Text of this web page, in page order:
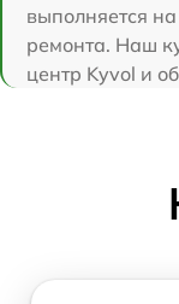
выполняется
ремонта. Наш
центр Kyvol и